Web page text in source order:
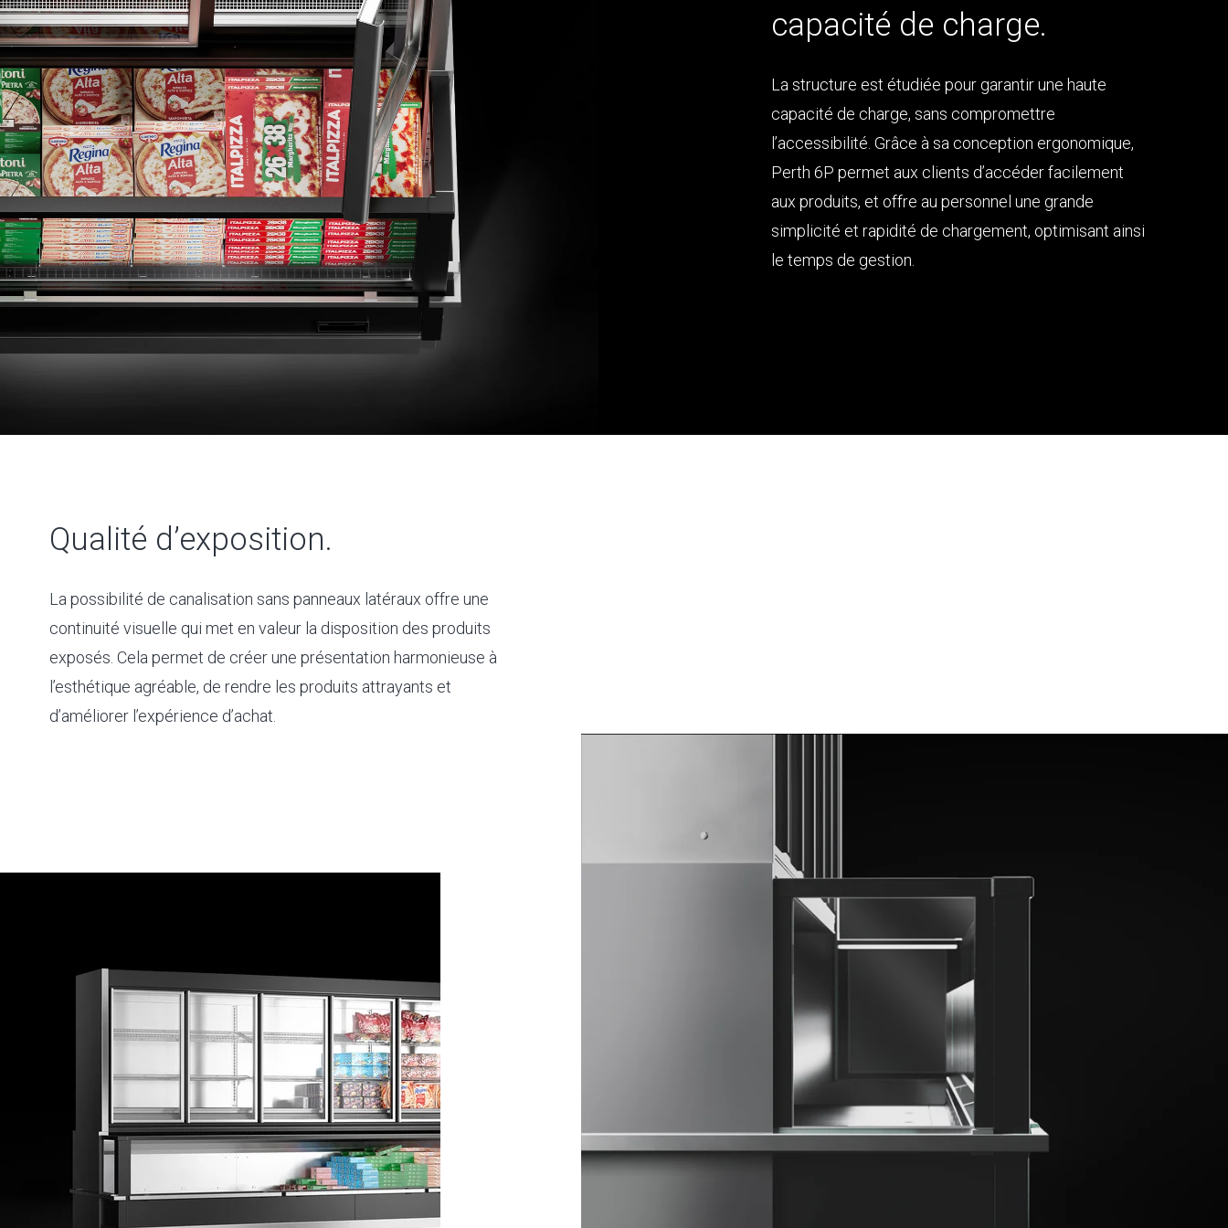
capacité de charge.
La structure est étudiée pour garantir une haute
capacité de charge, sans compromettre
l’accessibilité. Grâce à sa conception ergonomique,
Perth 6P permet aux clients d’accéder facilement
aux produits, et offre au personnel une grande
simplicité et rapidité de chargement, optimisant ainsi
le temps de gestion.
Qualité d’exposition.
La possibilité de canalisation sans panneaux latéraux offre une
continuité visuelle qui met en valeur la disposition des produits
exposés. Cela permet de créer une présentation harmonieuse à
l’esthétique agréable, de rendre les produits attrayants et
d’améliorer l’expérience d’achat.